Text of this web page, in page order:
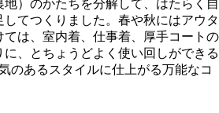
）のかたちを分解して、はたらく自
てつくりました。春や秋にはアウタ
は、室内着、仕事着、厚手コートの
、とちょうどよく使い回しができる
のあるスタイルに仕上がる万能なコ